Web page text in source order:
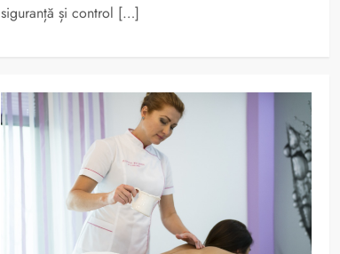
siguranță și control […]